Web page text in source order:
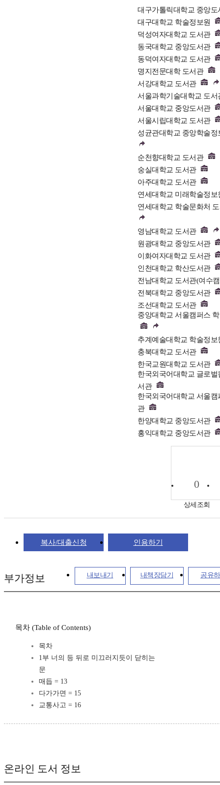
대구가톨릭대학교 중앙
대구대학교 학술정보원
덕성여자대학교 도서관
동국대학교 중앙도서관
동덕여자대학교 도서관
명지전문대학 도서관
서강대학교 도서관
서울과학기술대학교 도
서울대학교 중앙도서관
서울시립대학교 도서관
성균관대학교 중앙학술
순천향대학교 도서관
숭실대학교 도서관
아주대학교 도서관
연세대학교 미래학술정
연세대학교 학술문화처
영남대학교 도서관
원광대학교 중앙도서관
이화여자대학교 도서관
인천대학교 학산도서관
전남대학교 도서관(여수
전북대학교 중앙도서관
조선대학교 도서관
중앙대학교 서울캠퍼스
추계예술대학교 학술정
충북대학교 도서관
한국교원대학교 도서관
한국외국어대학교 글로벌
서관
한국외국어대학교 서울캠
관
한양대학교 중앙도서관
홍익대학교 중앙도서관
0
상세조회
복사/대출신청 인용하기
내보내기 내책장담기 공유
부가정보
목차 (Table of Contents)
목차
1부 너의 등 뒤로 미끄러지듯이 닫히는
문
매듭 = 13
다가가면 = 15
교통사고 = 16
온라인 도서 정보